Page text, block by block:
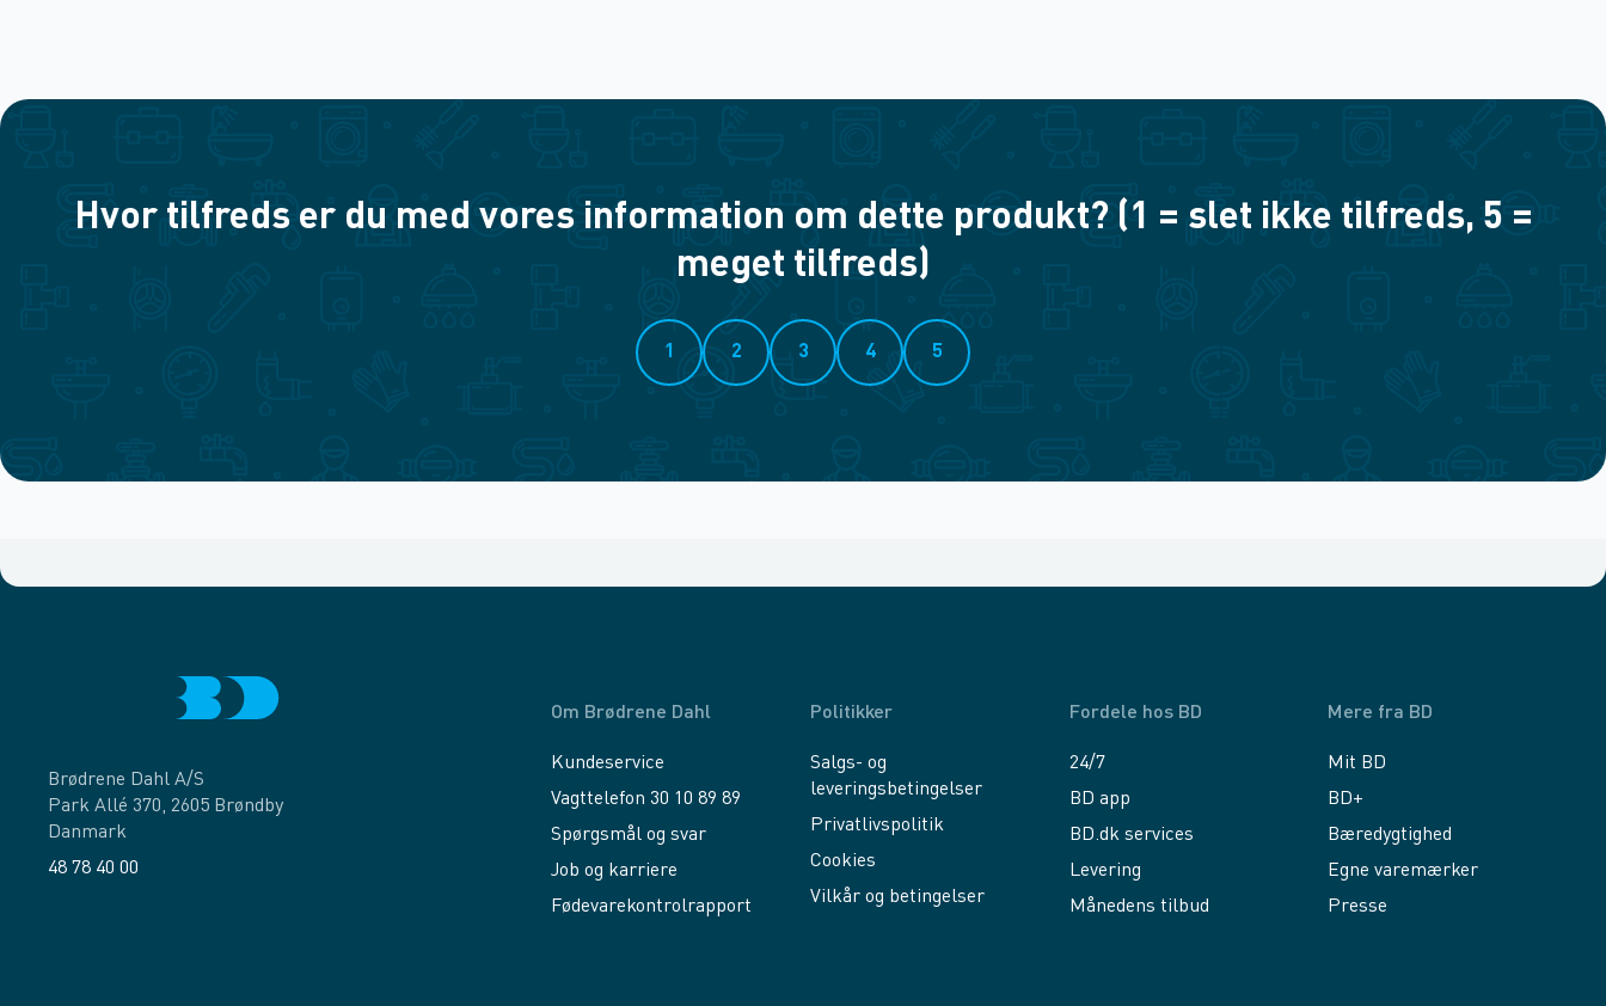
Hvor tilfreds er du med vores information om dette produkt? (1 = slet ikke tilfreds, 5 =
meget tilfreds)
1 2 3 4 5
Brødrene Dahl A/S
Park Allé 370, 2605 Brøndby
Danmark
48 78 40 00
Om Brødrene Dahl
Kundeservice
Vagttelefon 30 10 89 89
Spørgsmål og svar
Job og karriere
Fødevarekontrolrapport
Politikker
Salgs- og
leveringsbetingelser
Privatlivspolitik
Cookies
Vilkår og betingelser
Fordele hos BD
24/7
BD app
BD.dk services
Levering
Månedens tilbud
Mere fra BD
Mit BD
BD+
Bæredygtighed
Egne varemærker
Presse